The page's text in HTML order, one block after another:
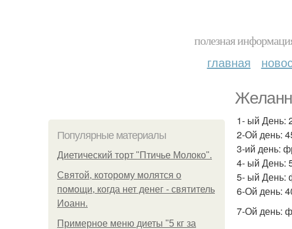
полезная
главная
Популярные материалы
Диетический торт "Птичье Молоко".
Святой, которому молятся о
помощи, когда нет денег - святитель
Иоанн.
Примерное меню диеты "5 кг за
1- ый День:
2-Ой день:
3-ий день:
4- ый День:
5- ый День:
6-Ой день:
7-Ой день: